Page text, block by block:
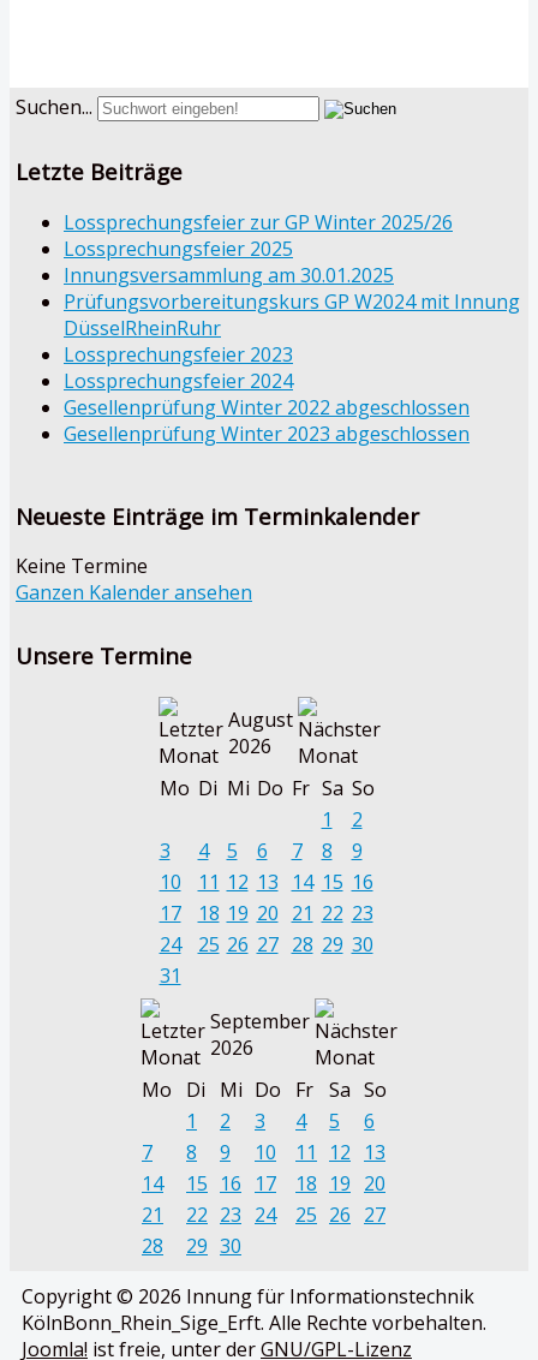
Suchen...
Letzte Beiträge
Lossprechungsfeier zur GP Winter 2025/26
Lossprechungsfeier 2025
Innungsversammlung am 30.01.2025
Prüfungsvorbereitungskurs GP W2024 mit Innung
DüsselRheinRuhr
Lossprechungsfeier 2023
Lossprechungsfeier 2024
Gesellenprüfung Winter 2022 abgeschlossen
Gesellenprüfung Winter 2023 abgeschlossen
Neueste Einträge im Terminkalender
Keine Termine
Ganzen Kalender ansehen
Unsere Termine
August
2026
Mo Di Mi Do Fr Sa So
1
2
3
4 5 6 7 8
9
10
11 12 13 14 15 16
17
18 19 20 21 22 23
24
25 26 27 28 29 30
31
September
2026
Mo
Di Mi Do Fr Sa So
1
2 3 4 5
6
7
8 9 10 11 12
13
14
15 16 17 18 19 20
21
22 23 24 25 26 27
28
29 30
Copyright © 2026 Innung für Informationstechnik
KölnBonn_Rhein_Sige_Erft. Alle Rechte vorbehalten.
Joomla! ist freie, unter derGNU/GPL-Lizenz